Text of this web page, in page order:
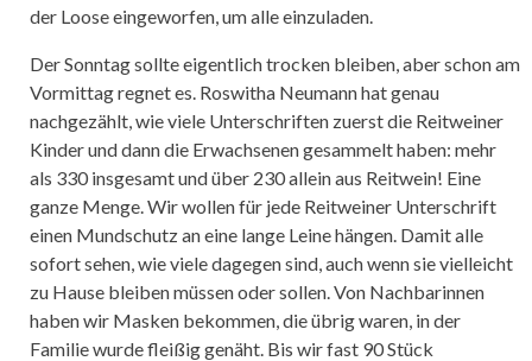
der Loose eingeworfen, um alle einzuladen.
Der Sonntag sollte eigentlich trocken bleiben, aber schon am
Vormittag regnet es. Roswitha Neumann hat genau
nachgezählt, wie viele Unterschriften zuerst die Reitweiner
Kinder und dann die Erwachsenen gesammelt haben: mehr
als 330 insgesamt und über 230 allein aus Reitwein! Eine
ganze Menge. Wir wollen für jede Reitweiner Unterschrift
einen Mundschutz an eine lange Leine hängen. Damit alle
sofort sehen, wie viele dagegen sind, auch wenn sie vielleicht
zu Hause bleiben müssen oder sollen. Von Nachbarinnen
haben wir Masken bekommen, die übrig waren, in der
Familie wurde fleißig genäht. Bis wir fast 90 Stück